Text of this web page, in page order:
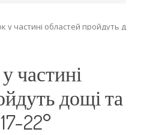
у частині областей пройдуть дощі
частині
дощі та
22°